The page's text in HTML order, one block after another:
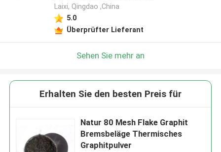
Laixi, Qingdao ,China
5.0
Überprüfter Lieferant
Sehen Sie mehr an
Erhalten Sie den besten Preis für
Natur 80 Mesh Flake Graphit
Bremsbeläge Thermisches
Graphitpulver